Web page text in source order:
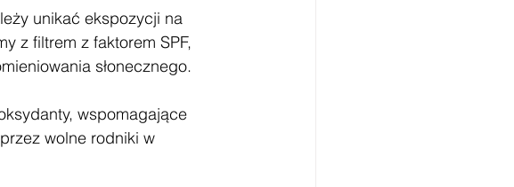
unikać ekspozycji na
z filtrem z faktorem SPF,
słonecznego.
wspomagające
wolne rodniki w